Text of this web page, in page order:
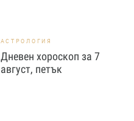
АСТРОЛОГИЯ
Дневен хороскоп за 7
август, петък